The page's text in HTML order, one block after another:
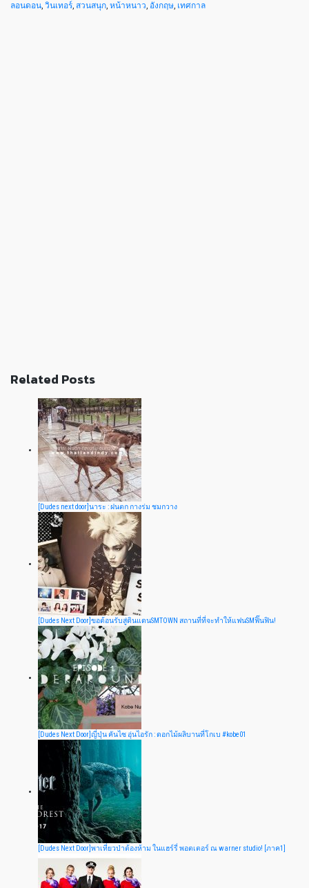
ลอนดอน, วินเทอร์, สวนสนุก, หน้าหนาว, อังกฤษ, เทศกาล
Related Posts
[Dudes next door]นาระ : ฝนตก กางร่ม ชมกวาง
[Dudes Next Door]ขอต้อนรับสู่ดินแดนSMTOWN สถานที่ที่จะทำให้แฟนSMฟิ๊นฟิน!
[Dudes Next Door]ญี่ปุ่น คันไซ อุ่นไอรัก : ดอกไม้ผลิบานที่โกเบ #kobe01
[Dudes Next Door]พาเที่ยวป่าต้องห้าม ในแฮร์รี่ พอตเตอร์ ณ warner studio! [ภาค1]